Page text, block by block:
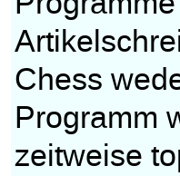
Chess
Programm
zeitweise